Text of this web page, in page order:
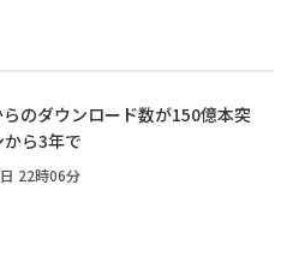
のダウンロード数が150億本突
ら3年で
22時06分